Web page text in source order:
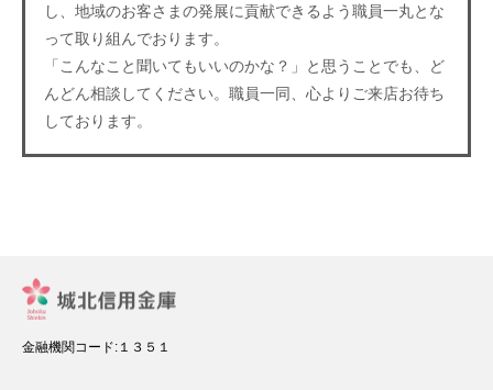
し、地域のお客さまの発展に貢献できるよう職員一丸とな
って取り組んでおります。
「こんなこと聞いてもいいのかな？」と思うことでも、ど
んどん相談してください。職員一同、心よりご来店お待ち
しております。
金融機関コード:１３５１